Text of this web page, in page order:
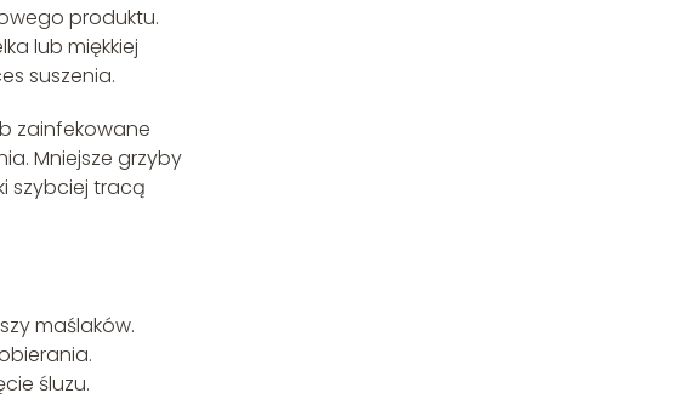
produktu.
lub miękkiej
suszenia.
zainfekowane
Mniejsze grzyby
szybciej tracą
maślaków.
śluzu.